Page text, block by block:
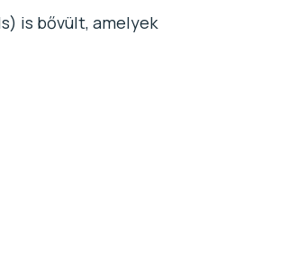
is bővült, amelyek